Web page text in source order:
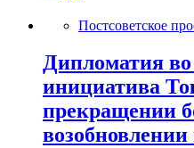
Постсоветское
Дипломатия
инициатива
прекращении
возобновлении